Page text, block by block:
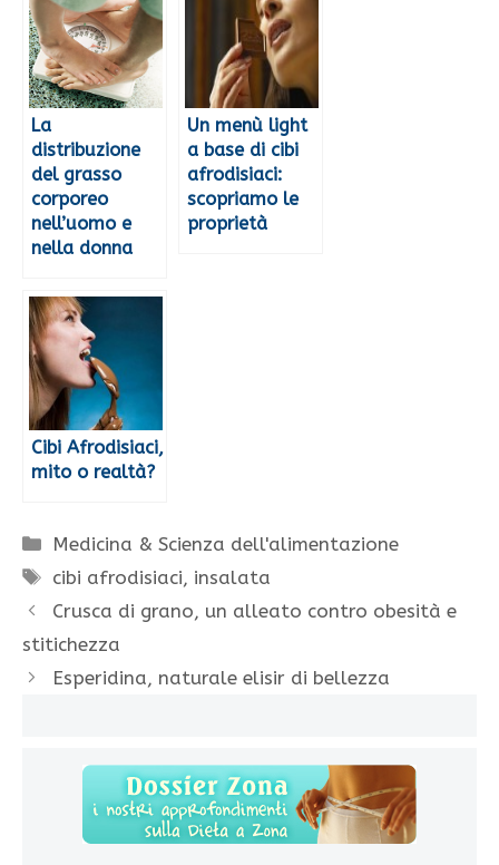
La
distribuzione
del grasso
corporeo
nell’uomo e
nella donna
Un menù light
a base di cibi
afrodisiaci:
scopriamo le
proprietà
Cibi Afrodisiaci,
mito o realtà?
Categorie
Medicina & Scienza dell'alimentazione
Tag
cibi afrodisiaci, insalata
Crusca di grano, un alleato contro obesità e
stitichezza
Esperidina, naturale elisir di bellezza